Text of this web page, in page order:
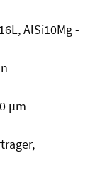
AlSi10Mg -
µm